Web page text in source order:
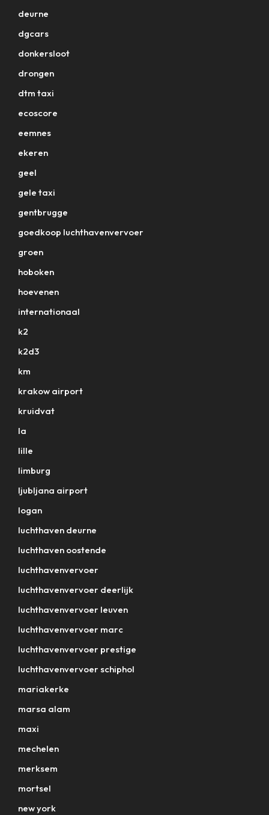
deurne
dgcars
donkersloot
drongen
dtm taxi
ecoscore
eemnes
ekeren
geel
gele taxi
gentbrugge
goedkoop luchthavenvervoer
groen
hoboken
hoevenen
internationaal
k2
k2d3
km
krakow airport
kruidvat
la
lille
limburg
ljubljana airport
logan
luchthaven deurne
luchthaven oostende
luchthavenvervoer
luchthavenvervoer deerlijk
luchthavenvervoer leuven
luchthavenvervoer marc
luchthavenvervoer prestige
luchthavenvervoer schiphol
mariakerke
marsa alam
maxi
mechelen
merksem
mortsel
new york